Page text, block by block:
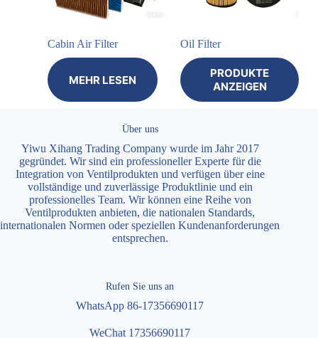
Cabin Air Filter
MEHR LESEN
Oil Filter
PRODUKTE
ANZEIGEN
Über uns
Yiwu Xihang Trading Company wurde im Jahr 2017
gegründet. Wir sind ein professioneller Experte für die
Integration von Ventilprodukten und verfügen über eine
vollständige und zuverlässige Produktlinie und ein
professionelles Team. Wir können eine Reihe von
Ventilprodukten anbieten, die nationalen Standards,
internationalen Normen oder speziellen Kundenanforderungen
entsprechen.
Rufen Sie uns an
WhatsApp 86-17356690117
WeChat 17356690117